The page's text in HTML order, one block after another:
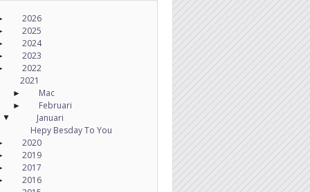
2026
2025
2024
2023
2022
2021
► Mac
► Februari
▼
Januari
Hepy Besday To You
2020
2019
2017
2016